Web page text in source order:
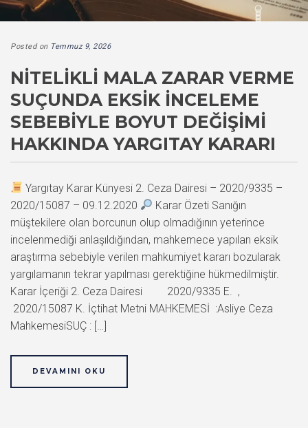
Posted on Temmuz 9, 2026
NITELIKLI MALA ZARAR VERME
SUÇUNDA EKSIK İNCELEME
SEBEBIYLE BOYUT DEĞIŞIMI
HAKKINDA YARGITAY KARARI
Yargıtay Karar Künyesi 2. Ceza Dairesi – 2020/9335 –
2020/15087 – 09.12.2020
Karar Özeti Sanığın
müştekilere olan borcunun olup olmadığının yeterince
incelenmediği anlaşıldığından, mahkemece yapılan eksik
araştırma sebebiyle verilen mahkumiyet kararı bozularak
yargılamanın tekrar yapılması gerektiğine hükmedilmiştir.
Karar İçeriği 2. Ceza Dairesi 2020/9335 E. ,
2020/15087 K. İçtihat Metni MAHKEMESİ :Asliye Ceza
MahkemesiSUÇ : […]
DEVAMINI OKU